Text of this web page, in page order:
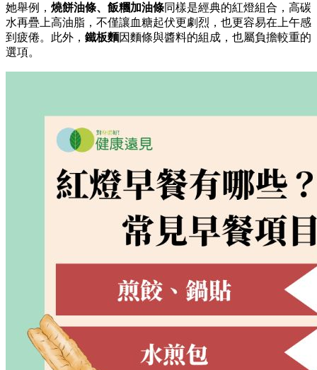
她舉例， 燒餅油條、飯糰加油條同樣是經典的紅燈組合，高碳
水再疊上高油脂，不僅讓血糖起伏更劇烈，也更容易在上午感
到疲倦。此外， 鐵板麵因麵條與醬料的組成，也屬負擔較重的
選項。